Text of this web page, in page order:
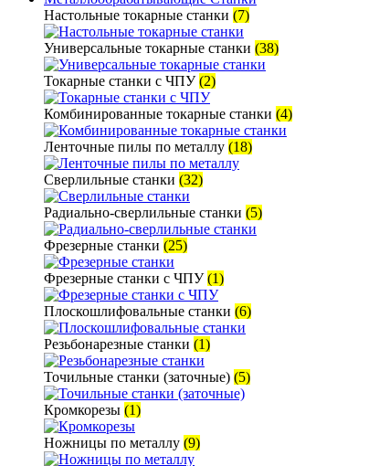
Настольные токарные станки (7)
Универсальные токарные станки (38)
Токарные станки с ЧПУ(2)
Комбинированные токарные станки (4)
Ленточные пилы по металлу (18)
Сверлильные станки (32)
Радиально-сверлильные станки (5)
Фрезерные станки (25)
Фрезерные станки с ЧПУ(1)
Плоскошлифовальные станки (6)
Резьбонарезные станки (1)
Точильные станки (заточные) (5)
Кромкорезы (1)
Ножницы по металлу (9)